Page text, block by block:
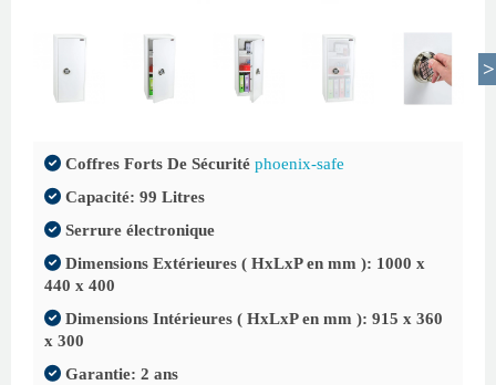
Coffres Forts De Sécurité phoenix-safe
Capacité: 99 Litres
Serrure électronique
Dimensions Extérieures ( HxLxP en mm ): 1000 x
440 x 400
Dimensions Intérieures ( HxLxP en mm ): 915 x 360
x 300
Garantie: 2 ans